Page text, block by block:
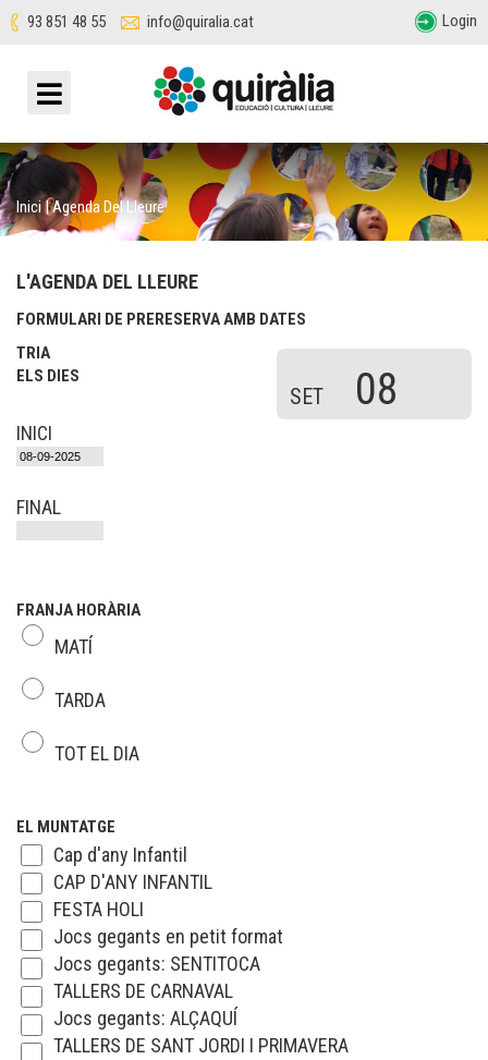
93 851 48 55 info@quiralia.cat Login
Inici|Agenda Del Lleure
L'AGENDA DEL LLEURE
FORMULARI DE PRERESERVA AMB DATES
TRIA
ELS DIES
SET 08
INICI
FINAL
FRANJA HORÀRIA
MATÍ
TARDA
TOT EL DIA
EL MUNTATGE
Cap d'any Infantil
CAP D'ANY INFANTIL
FESTA HOLI
Jocs gegants en petit format
Jocs gegants: SENTITOCA
TALLERS DE CARNAVAL
Jocs gegants: ALÇAQUÍ
TALLERS DE SANT JORDI I PRIMAVERA